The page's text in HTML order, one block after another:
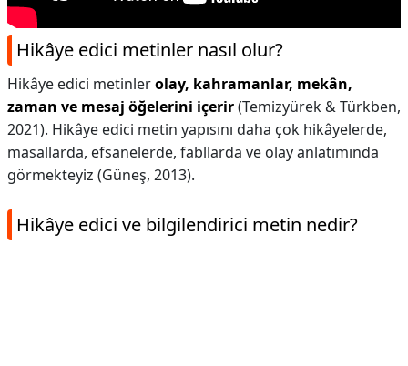
Hikâye edici metinler nasıl olur?
Hikâye edici metinlerolay, kahramanlar, mekân,
zaman ve mesaj öğelerini içerir(Temizyürek & Türkben,
2021). Hikâye edici metin yapısını daha çok hikâyelerde,
masallarda, efsanelerde, fabllarda ve olay anlatımında
görmekteyiz (Güneş, 2013).
Hikâye edici ve bilgilendirici metin nedir?